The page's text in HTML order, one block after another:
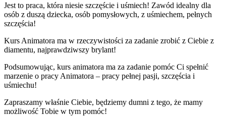
Jest to praca, która niesie szczęście i uśmiech! Zawód idealny dla
osób z duszą dziecka, osób pomysłowych, z uśmiechem, pełnych
szczęścia!
Kurs Animatora ma w rzeczywistości za zadanie zrobić z Ciebie z
diamentu, najprawdziwszy brylant!
Podsumowując, kurs animatora ma za zadanie pomóc Ci spełnić
marzenie o pracy Animatora – pracy pełnej pasji, szczęścia i
uśmiechu!
Zapraszamy właśnie Ciebie, będziemy dumni z tego, że mamy
możliwość Tobie w tym pomóc!